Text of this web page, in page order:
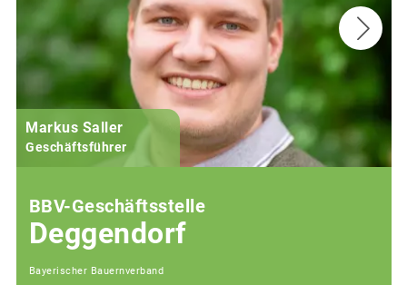
Markus Saller
Geschäftsführer
BBV-Geschäftsstelle
Deggendorf
Bayerischer Bauernverband